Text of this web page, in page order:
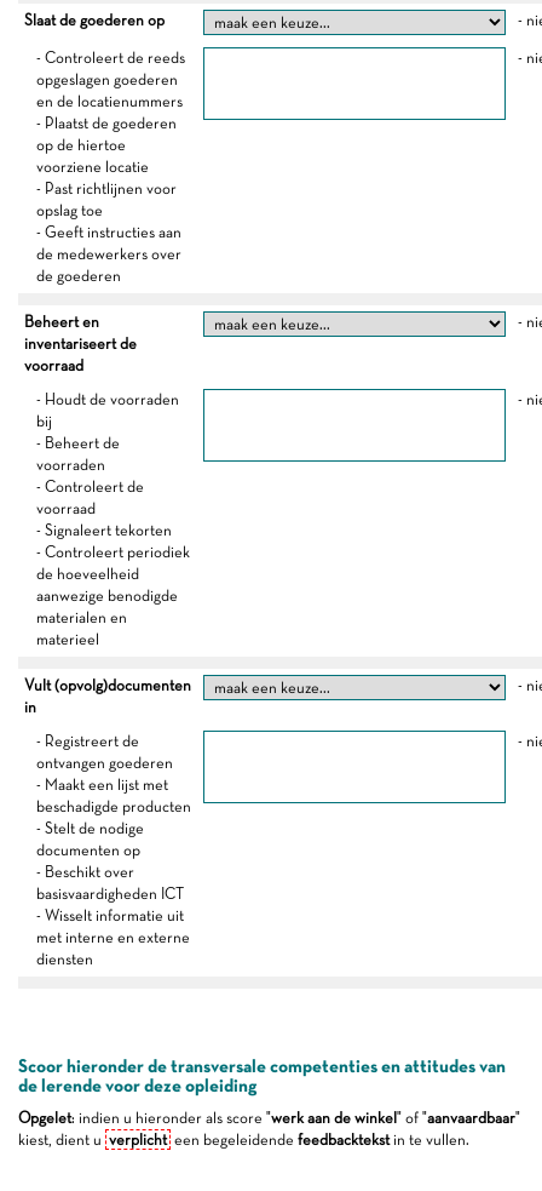
Slaat de goederen op -
- Controleert de reeds
opgeslagen goederen
en de locatienummers
- Plaatst de goederen
op de hiertoe
voorziene locatie
- Past richtlijnen voor
opslag toe
- Geeft instructies aan
de medewerkers over
de goederen
-
Beheert en
inventariseert de
voorraad
-
- Houdt de voorraden
bij
- Beheert de
voorraden
- Controleert de
voorraad
- Signaleert tekorten
- Controleert periodiek
de hoeveelheid
aanwezige benodigde
materialen en
materieel
-
Vult (opvolg)documenten
in
-
- Registreert de
ontvangen goederen
- Maakt een lijst met
beschadigde producten
- Stelt de nodige
documenten op
- Beschikt over
basisvaardigheden ICT
- Wisselt informatie uit
met interne en externe
diensten
-
Scoor hieronder de transversale competenties en attitudes van
de lerende voor deze opleiding
Opgelet: indien u hieronder als score "werk aan de winkel " of "aanvaardbaar"
kiest, dient u verplicht een begeleidende feedbacktekstin te vullen.